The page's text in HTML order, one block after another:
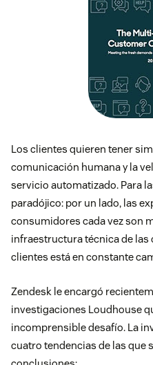
Los clientes quieren tener
comunicación humana y la
servicio automatizado. Para
paradójico: por un lado, las
consumidores cada vez son
infraestructura técnica de
clientes está en constante
Zendesk le encargó
investigaciones Loudhouse
incomprensible desafío. La
cuatro tendencias de las que